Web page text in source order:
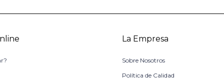
La Empresa
Sobre Nosotros
Política de Calidad